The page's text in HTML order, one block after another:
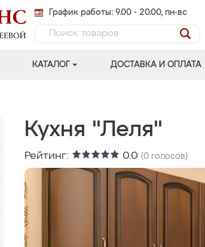
График работы: 9.00 - 20.00, пн-вс
КАТАЛОГ ДОСТАВКА И ОПЛАТА
Кухня "Леля"
Рейтинг: 0.0 (0 голосов)